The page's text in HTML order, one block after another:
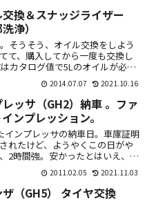
換＆スナッジライザー
浄）
そうそう、オイル交換をしよう
て、購入してから一度も交換し
カタログ値で5Lのオイルが必
2014.07.07 2021.10.16
ッサ（GH2）納車 。ファ
ンプレッション。
ンプレッサの納車日。車庫証明
れたけど、ようやくこの日がや
2時間強。安かったとはいえ、遠
2011.02.05 2021.11.03
ザ（GH5） タイヤ交換